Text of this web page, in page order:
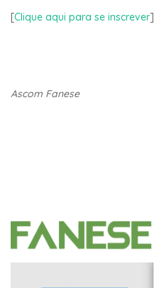
[Clique aqui para se inscrever]
Ascom Fanese